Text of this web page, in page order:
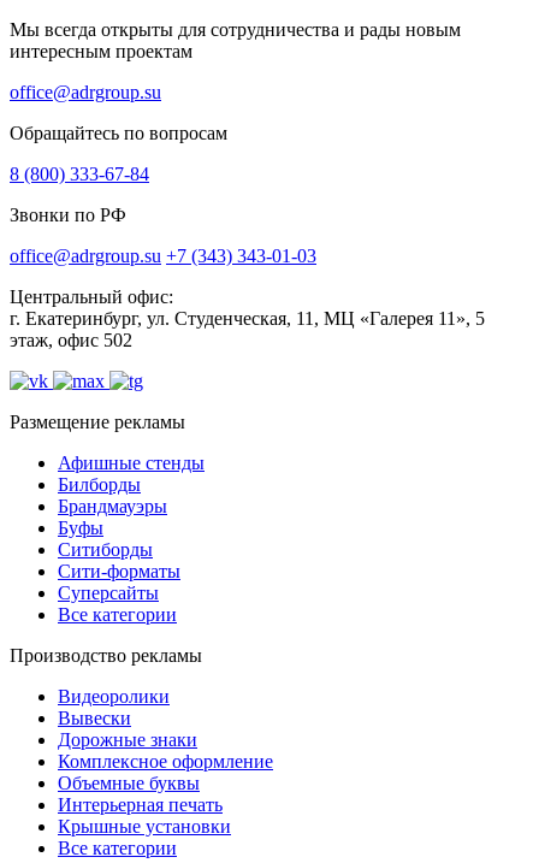
Мы всегда открыты для сотрудничества и рады новым
интересным проектам
office@adrgroup.su
Обращайтесь по вопросам
8 (800) 333-67-84
Звонки по РФ
office@adrgroup.su +7 (343) 343-01-03
Центральный офис:
г. Екатеринбург, ул. Студенческая, 11, МЦ «Галерея 11», 5
этаж, офис 502
Размещение рекламы
Афишные стенды
Билборды
Брандмауэры
Буфы
Ситиборды
Сити-форматы
Суперсайты
Все категории
Производство рекламы
Видеоролики
Вывески
Дорожные знаки
Комплексное оформление
Объемные буквы
Интерьерная печать
Крышные установки
Все категории